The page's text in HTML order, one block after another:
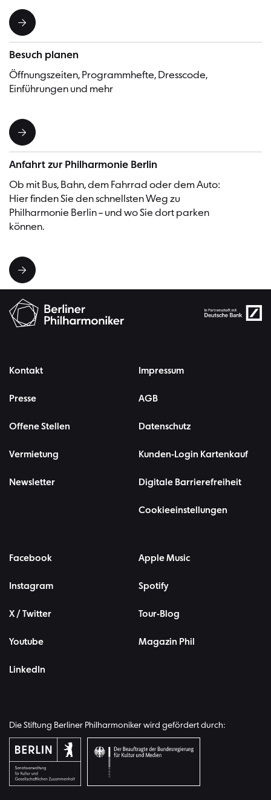
Besuch planen
Öffnungszeiten, Programmhefte, Dresscode,
Einführungen und mehr
Anfahrt zur Philharmonie Berlin
Ob mit Bus, Bahn, dem Fahrrad oder dem Auto:
Hier finden Sie den schnellsten Weg zu
Philharmonie Berlin – und wo Sie dort parken
können.
Kontakt
Presse
Offene Stellen
Vermietung
Newsletter
Impressum
AGB
Datenschutz
Kunden-Login Kartenkauf
Digitale Barrierefreiheit
Cookieeinstellungen
Facebook
Instagram
X / Twitter
Youtube
LinkedIn
Apple Music
Spotify
Tour-Blog
Magazin Phil
Die Stiftung Berliner Philharmoniker wird gefördert durch: